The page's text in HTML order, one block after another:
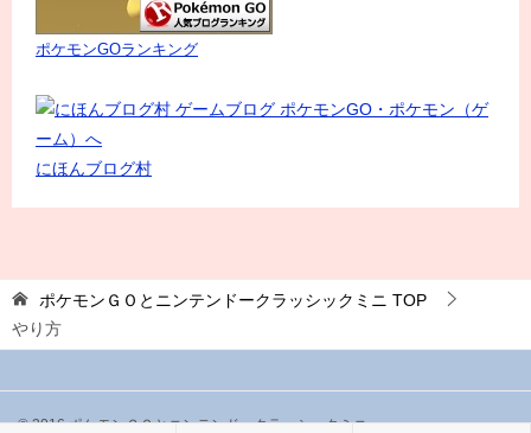
ポケモンGOランキング
にほんブログ村
ポケモンＧＯとニンテンドークラッシックミニ TOP
やり方
© 2016 ポケモンＧＯとニンテンドークラッシックミニ